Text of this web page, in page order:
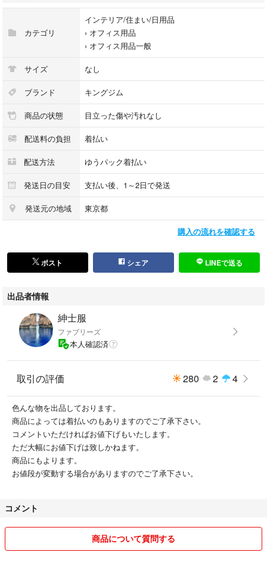
カテゴリ
インテリア/住まい/日用品
› オフィス用品
› オフィス用品一般
サイズ なし
ブランド キングジム
商品の状態 目立った傷や汚れなし
配送料の負担 着払い
配送方法 ゆうパック着払い
発送日の目安 支払い後、1～2日で発送
発送元の地域 東京都
購入の流れを確認する
ポスト シェア LINEで送る
出品者情報
紳士服
ファブリーズ
本人確認済
取引の評価 280 2 4
色んな物を出品しております。
商品によっては着払いのもありますのでご了承下さい。
コメントいただければお値下げもいたします。
ただ大幅にお値下げは致しかねます。
商品にもよります。
お値段が変動する場合がありますのでご了承下さい。
コメント
商品について質問する